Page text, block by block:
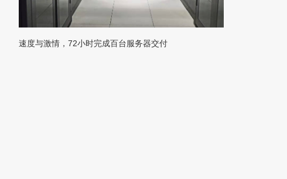
速度与激情，72小时完成百台服务器交付